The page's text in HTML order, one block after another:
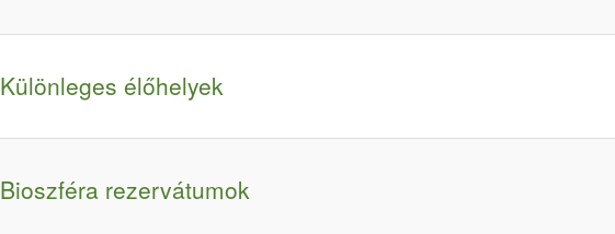
Különleges élőhelyek
Bioszféra rezervátumok